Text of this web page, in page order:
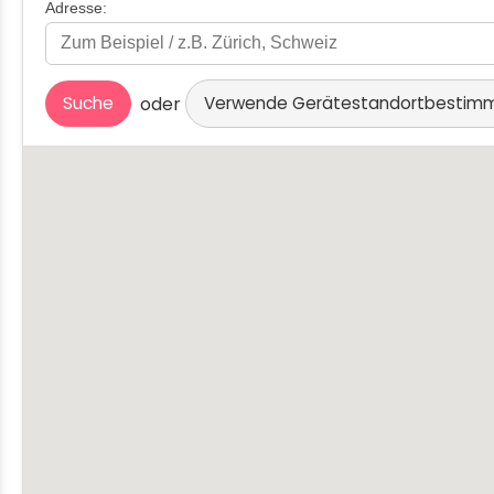
Adresse:
Suche oder Verwende